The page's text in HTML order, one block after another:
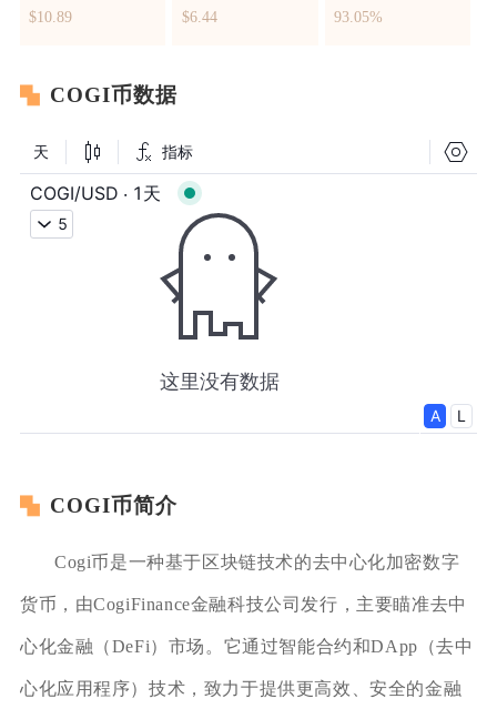
$10.89
$6.44
93.05%
COGI币数据
COGI币简介
Cogi币是一种基于区块链技术的去中心化加密数字
货币，由CogiFinance金融科技公司发行，主要瞄准去中
心化金融（DeFi）市场。它通过智能合约和DApp（去中
心化应用程序）技术，致力于提供更高效、安全的金融